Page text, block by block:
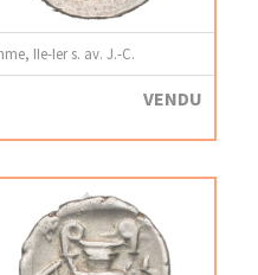
IIe-Ier s. av. J.-C.
VENDU